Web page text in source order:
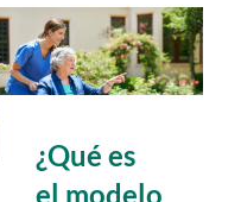
¿Qué es
el modelo